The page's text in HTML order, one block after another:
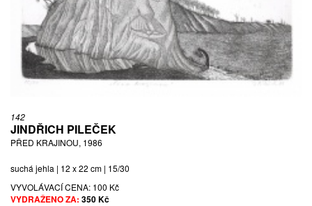
142
JINDŘICH PILEČEK
PŘED KRAJINOU, 1986
suchá jehla | 12 x 22 cm | 15/30
VYVOLÁVACÍ CENA: 100 Kč
VYDRAŽENO ZA: 350 Kč